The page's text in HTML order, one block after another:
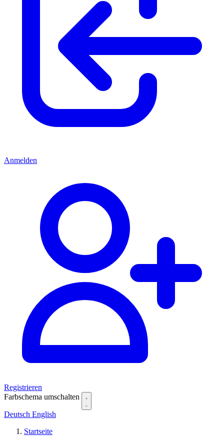
Anmelden
Registrieren
Farbschema umschalten
Deutsch English
Startseite